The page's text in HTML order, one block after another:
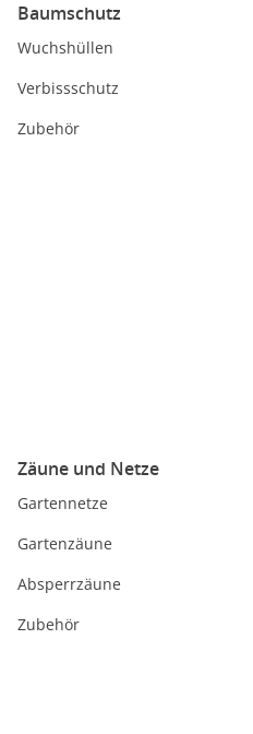
Baumschutz
Wuchshüllen
Verbissschutz
Zubehör
Zäune und Netze
Gartennetze
Gartenzäune
Absperrzäune
Zubehör